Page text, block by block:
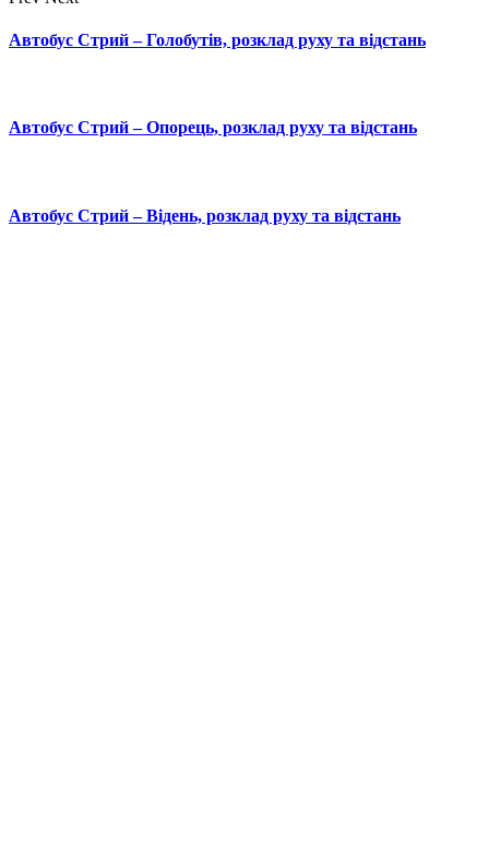
Автобус Стрий – Голобутів, розклад руху та відстань
Автобус Стрий – Опорець, розклад руху та відстань
Автобус Стрий – Відень, розклад руху та відстань